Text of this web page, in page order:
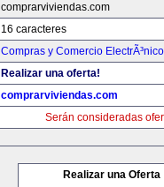
comprarviviendas.com
16 caracteres
Compras y Comercio ElectrÃ³nico
Realizar una oferta!
comprarviviendas.com
Serán consideradas
Realizar una Oferta